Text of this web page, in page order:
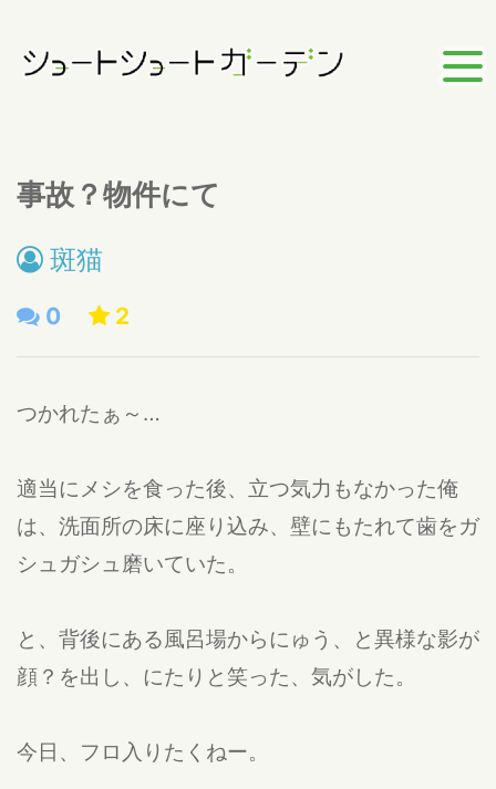
事故？物件にて
斑猫
0 2
つかれたぁ～…
適当にメシを食った後、立つ気力もなかった俺
は、洗面所の床に座り込み、壁にもたれて歯をガ
シュガシュ磨いていた。
と、背後にある風呂場からにゅう、と異様な影が
顔？を出し、にたりと笑った、気がした。
今日、フロ入りたくねー。